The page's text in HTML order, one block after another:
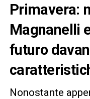
Primavera:
Magnanelli
futuro
Nonostante